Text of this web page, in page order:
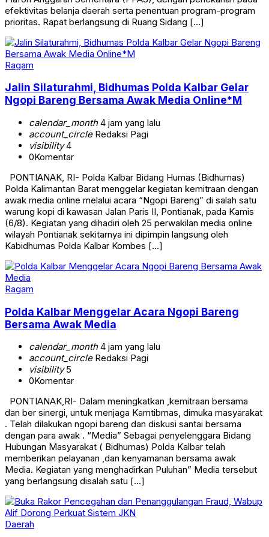
efektivitas belanja daerah serta penentuan program-program
prioritas. Rapat berlangsung di Ruang Sidang […]
Ragam
Jalin Silaturahmi, Bidhumas Polda Kalbar Gelar
Ngopi Bareng Bersama Awak Media Online*M
calendar_month4 jam yang lalu
account_circleRedaksi Pagi
visibility4
0Komentar
PONTIANAK, RI- Polda Kalbar Bidang Humas (Bidhumas)
Polda Kalimantan Barat menggelar kegiatan kemitraan dengan
awak media online melalui acara “Ngopi Bareng” di salah satu
warung kopi di kawasan Jalan Paris II, Pontianak, pada Kamis
(6/8). Kegiatan yang dihadiri oleh 25 perwakilan media online
wilayah Pontianak sekitarnya ini dipimpin langsung oleh
Kabidhumas Polda Kalbar Kombes […]
Ragam
Polda Kalbar Menggelar Acara Ngopi Bareng
Bersama Awak Media
calendar_month4 jam yang lalu
account_circleRedaksi Pagi
visibility5
0Komentar
PONTIANAK,RI- Dalam meningkatkan ,kemitraan bersama
dan ber sinergi, untuk menjaga Kamtibmas, dimuka masyarakat
. Telah dilakukan ngopi bareng dan diskusi santai bersama
dengan para awak . “Media” Sebagai penyelenggara Bidang
Hubungan Masyarakat ( Bidhumas) Polda Kalbar telah
memberikan pelayanan ,dan kenyamanan bersama awak
Media. Kegiatan yang menghadirkan Puluhan” Media tersebut
yang berlangsung disalah satu […]
Daerah